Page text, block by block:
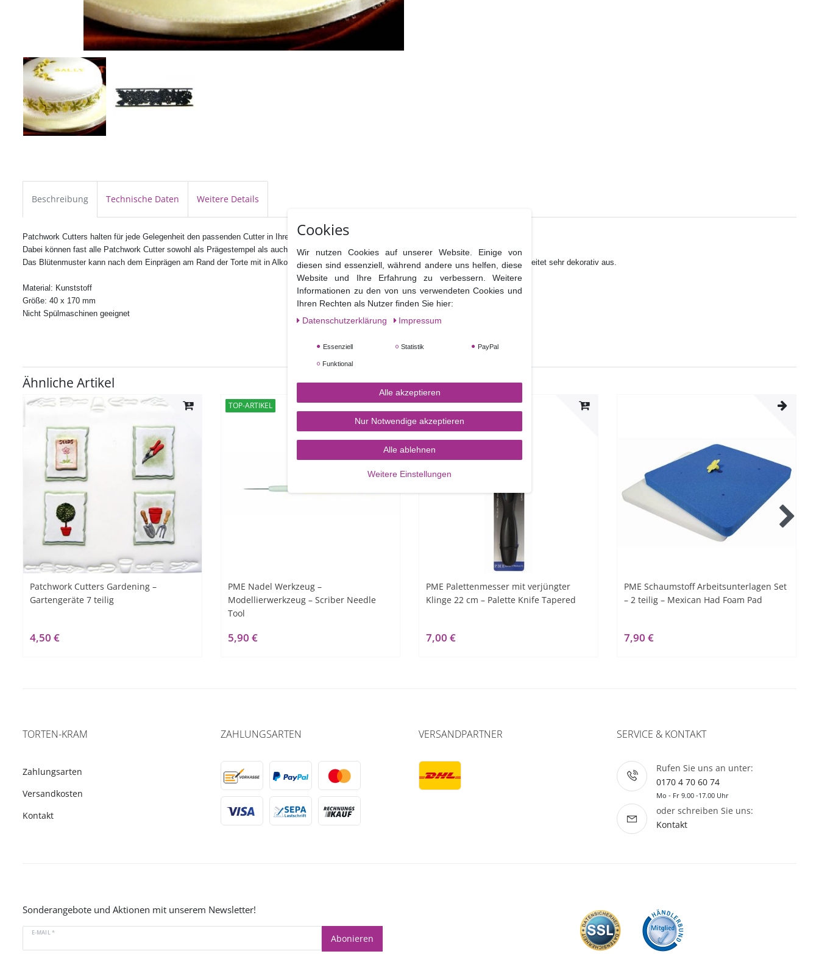
Beschreibung Technische Daten Weitere Details
Patchwork Cutters halten für jede Gelegenheit den passenden Cutter in Ihrem breit gefächerten Sortiment bereit.
Dabei können fast alle Patchwork Cutter sowohl als Prägestempel als auch als Ausstecher verwendet werden.
Das Blütenmuster kann nach dem Einprägen am Rand der Torte mit in Alkohol gelösten Puderfarben ausgemalt werden, sieht aber auch unbearbeitet sehr dekorativ aus.
Material: Kunststoff
Größe: 40 x 170 mm
Nicht Spülmaschinen geeignet
Ähnliche Artikel
Patchwork Cutters Gardening –
Gartengeräte 7 teilig
4,50 €
TOP-ARTIKEL
PME Nadel Werkzeug –
Modellierwerkzeug – Scriber Needle
Tool
5,90 €
PME Palettenmesser mit verjüngter
Klinge 22 cm – Palette Knife Tapered
7,00 €
PME Schaumstoff Arbeitsunterlagen Set
– 2 teilig – Mexican Had Foam Pad
7,90 €
TORTEN-KRAM
Zahlungsarten
Versandkosten
Kontakt
ZAHLUNGSARTEN VERSANDPARTNER SERVICE & KONTAKT
Rufen Sie uns an unter:
0170 4 70 60 74
Mo - Fr 9.00 -17.00 Uhr
oder schreiben Sie uns:
Kontakt
Sonderangebote und Aktionen mit unserem Newsletter!
E-MAIL *
Abonieren
Cookies
Wir nutzen Cookies auf unserer Website. Einige von
diesen sind essenziell, während andere uns helfen, diese
Website und Ihre Erfahrung zu verbessern. Weitere
Informationen zu den von uns verwendeten Cookies und
Ihren Rechten als Nutzer finden Sie hier:
Daten­schutz­erklärung
Impressum
Essenziell Statistik PayPal
Funktional
Alle akzeptieren
Nur Notwendige akzeptieren
Alle ablehnen
Weitere Einstellungen